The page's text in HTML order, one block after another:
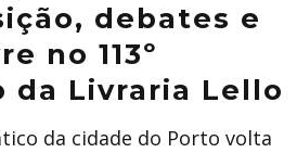
debates e
no 113º
da Livraria Lello
da cidade do Porto volta